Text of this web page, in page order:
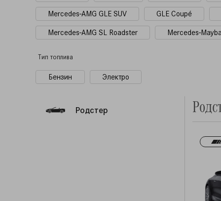
Mercedes-AMG GLE SUV
GLE Coupé
Mercedes-AMG SL Roadster
Mercedes-
Тип топлива
Бензин Электро
Родстер